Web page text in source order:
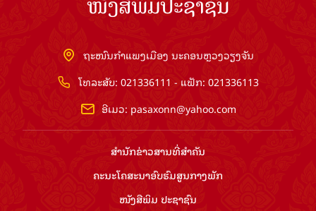
ຖະໜົນກຳແພງເມືອງ ນະຄອນຫຼວງວຽງຈັນ
ໂທລະສັບ: 021336111 - ແຟັກ: 021336113
ອີເມວ: pasaxonn@yahoo.com
ສຳ​ນັກ​ຂ່າວ​ສານ​ທີ່​ສຳ​ຄັນ​
ຄະນະໂຄສະນາອົບຮົມ​ສູນ​ກາງ​ພັກ
ໜັງສືພິມ ປະ​ຊາ​ຊົນ